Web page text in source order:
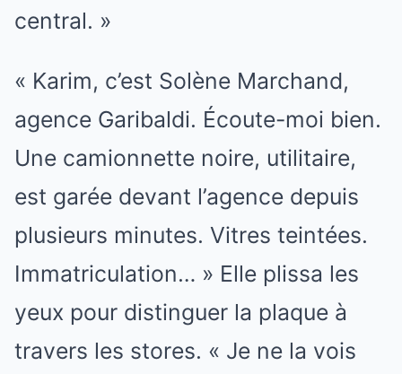
central. »
« Karim, c’est Solène Marchand,
agence Garibaldi. Écoute-moi bien.
Une camionnette noire, utilitaire,
est garée devant l’agence depuis
plusieurs minutes. Vitres teintées.
Immatriculation… » Elle plissa les
yeux pour distinguer la plaque à
travers les stores. « Je ne la vois